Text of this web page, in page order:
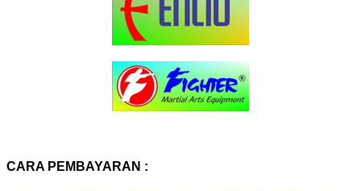
CARA PEMBAYARAN :